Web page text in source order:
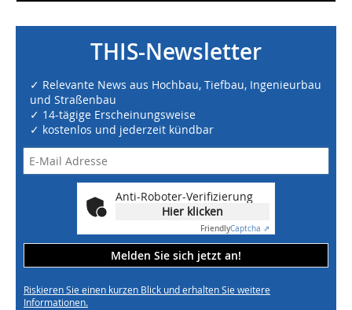
THIS-Newsletter
✓ Relevante News aus Hochbau, Tiefbau, Ingenieurbau
und Straßenbau
✓ 14-tägige Erscheinungsweise
✓ kostenlos und jederzeit kündbar
Anti-Roboter-Verifizierung
Hier klicken
FriendlyCaptcha ⇗
Melden Sie sich jetzt an!
Riskieren Sie einen kurzen Blick und erhalten Sie weitere
Informationen.